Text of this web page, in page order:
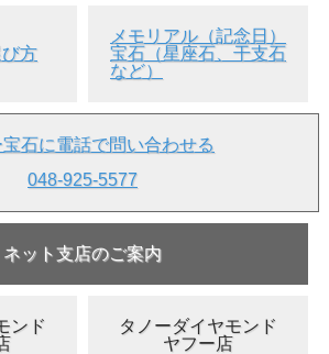
方
メモリアル（記念日）
宝石（星座石、干支石
など）
宝石に電話で問い合わせる
048-925-5577
ネット支店のご案内
ンド
タノーダイヤモンド
ヤフー店